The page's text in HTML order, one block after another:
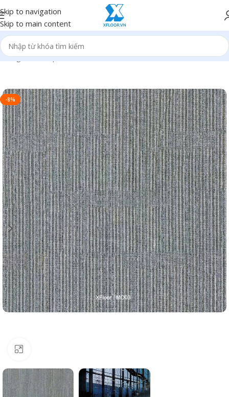
Skip to navigation
Skip to main content
Trang chủ/Sản phẩm/Thảm trải sàn
-8%